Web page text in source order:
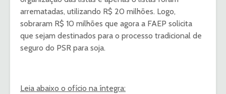
arrematadas, utilizando R$ 20 milhões. Logo,
sobraram R$ 10 milhões que agora a FAEP solicita
que sejam destinados para o processo tradicional de
seguro do PSR para soja.
Leia abaixo o ofício na íntegra: